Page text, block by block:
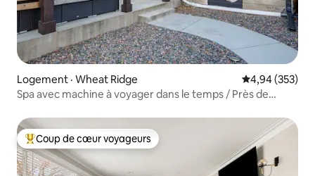
Logement · Wheat Ridge Note
4,94 (353)
Spa avec machine à voyager dans le temps / Près de
Coup de cœur voyageurs parmi les plus aimés
Coup de cœur voyageurs